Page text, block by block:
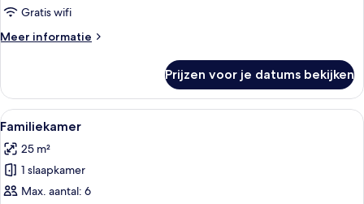
Gratis wifi
Meer informatie
Meer
kamer
Prijzen voor je datums bekijken
Alle
foto's
voor
Familiekamer
laden
Een hotelkamer met twee bedden,
5
Familiekamer
25 m²
1 slaapkamer
Max. aantal: 6